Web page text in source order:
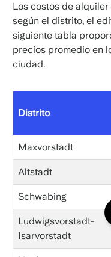
Los costos de
según el distrito, el
siguiente tabla
precios promedio en
ciudad.
Distrito
Maxvorstadt
Altstadt
Schwabing
Ludwigsvorstadt-
Isarvorstadt